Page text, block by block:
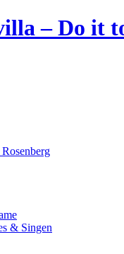
– Do it
& Singen